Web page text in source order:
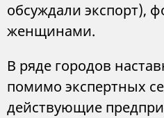
обсуждали экспорт),
женщинами.
В ряде городов
помимо экспертных
действующие